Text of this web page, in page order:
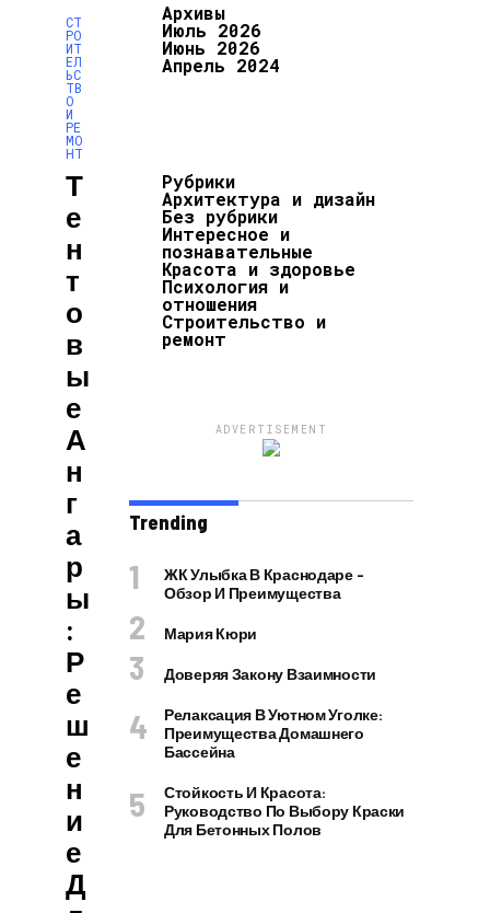
СТ
РО
ИТ
ЕЛ
ЬС
ТВ
О
И
РЕ
МО
НТ
Т
Е
Н
Т
О
В
Ы
Е
А
Н
Г
А
Р
Ы
:
Р
Е
Ш
Е
Н
И
Е
Д
Архивы
Июль 2026
Июнь 2026
Апрель 2024
Рубрики
Архитектура и дизайн
Без рубрики
Интересное и
познавательные
Красота и здоровье
Психология и
отношения
Строительство и
ремонт
ADVERTISEMENT
Trending
ЖК Улыбка В Краснодаре –
Обзор И Преимущества
Мария Кюри
Доверяя Закону Взаимности
Релаксация В Уютном Уголке:
Преимущества Домашнего
Бассейна
Стойкость И Красота:
Руководство По Выбору Краски
Для Бетонных Полов